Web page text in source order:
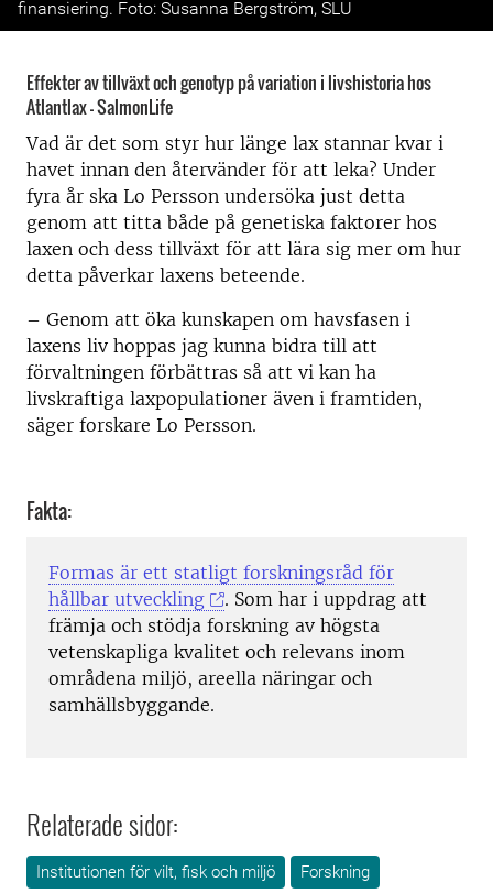
finansiering. Foto: Susanna Bergström, SLU
Effekter av tillväxt och genotyp på variation i livshistoria hos
Atlantlax – SalmonLife
Vad är det som styr hur länge lax stannar kvar i
havet innan den återvänder för att leka? Under
fyra år ska Lo Persson undersöka just detta
genom att titta både på genetiska faktorer hos
laxen och dess tillväxt för att lära sig mer om hur
detta påverkar laxens beteende.
– Genom att öka kunskapen om havsfasen i
laxens liv hoppas jag kunna bidra till att
förvaltningen förbättras så att vi kan ha
livskraftiga laxpopulationer även i framtiden,
säger forskare Lo Persson.
Fakta:
Formas är ett statligt forskningsråd för
hållbar utveckling
. Som har i uppdrag att
främja och stödja forskning av högsta
vetenskapliga kvalitet och relevans inom
områdena miljö, areella näringar och
samhällsbyggande.
Relaterade sidor:
Institutionen för vilt, fisk och miljö
Forskning